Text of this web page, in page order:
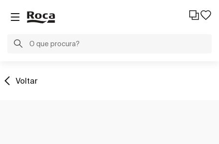
Voltar